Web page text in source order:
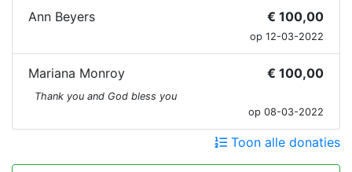
Ann Beyers € 100,00
op 12-03-2022
Mariana Monroy € 100,00
Thank you and God bless you
op 08-03-2022
Toon alle donaties